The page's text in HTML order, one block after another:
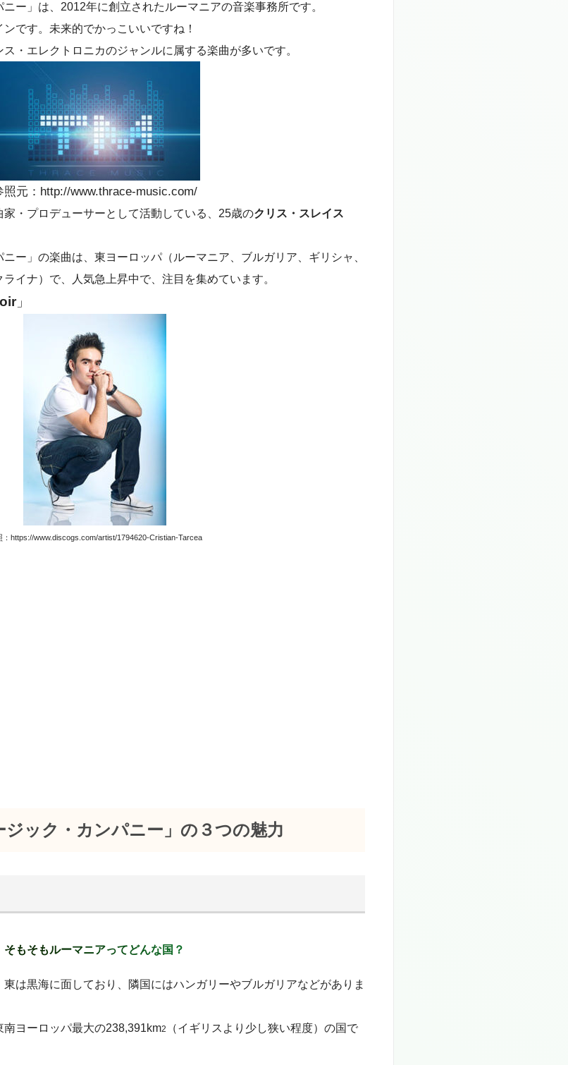
ー」は、2012年に創立されたルーマニアの音楽事務所です。
です。未来的でかっこいいですね！
・エレクトロニカのジャンルに属する楽曲が多いです。
照元：http://www.thrace-music.com/
家・プロデューサーとして活動している、25歳のクリス・スレイス
ニー」の楽曲は、東ヨーロッパ（ルーマニア、ブルガリア、ギリシャ、
イナ）で、人気急上昇中で、注目を集めています。
」
：https://www.discogs.com/artist/1794620-Cristian-Tarcea
ック・カンパニー」の３つの魅力
そもそもルーマニアってどんな国？
は黒海に面しており、隣国にはハンガリーやブルガリアなどがありま
ヨーロッパ最大の238,391km2
（イギリスより少し狭い程度）の国で